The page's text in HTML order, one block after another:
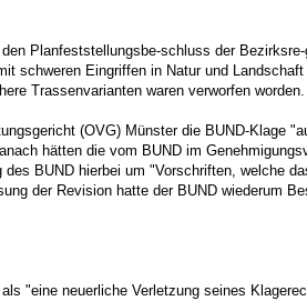
Planfeststellungsbe-schluss der
schweren Eingriffen in Natur und
Trassenvarianten waren verworfen worden.
(OVG) Münster die BUND-Klage
hätten die vom BUND im
BUND hierbei um "Vorschriften, welche
der Revision hatte der BUND wiederum
"eine neuerliche Verletzung seines